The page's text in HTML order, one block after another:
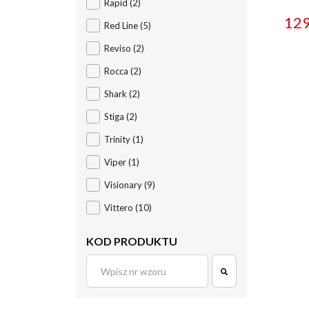
Rapid (2)
Red Line(5)
Reviso (2)
Rocca (2)
Shark (2)
Stiga (2)
Trinity(1)
Viper(1)
Visionary(9)
Vittero (10)
KOD PRODUKTU